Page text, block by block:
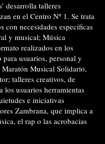
desarrolla talleres
en el Centro Nº 1. Se trata
necesidades específicas
y musical; Música
realizados en los
usuarios, personal y
Musical Solidario,
talleres creativos, de
los usuarios herramientas
e iniciativas
Zambrana, que implica a
el rap o las acrobacias